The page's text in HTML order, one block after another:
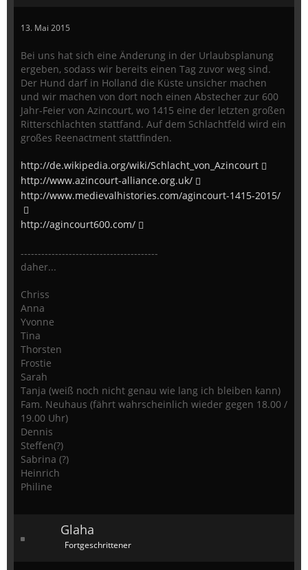
13. Mai 2015
Bei uns hat sich eine Änderung in der Urlaubsplanung
ergeben, sodass wir bereits einen Tag zuvor weg sind.
Der Hund darf in Holland die Küste unsicher machen
und wir machen von dort noch einen Abstecher zur 600
Jahr-Feier von Azincourt, wo 1415 eine der letzten großen
Ritterschlachten stattfand. Auf dem Schlachtfeld wird ein
großes Reenactment stattfinden.
http://de.wikipedia.org/wiki/Schlacht_von_Azincourt
http://www.azincourt-alliance.org.uk/
http://www.medievalhistories.com/agincourt-1415-2015/
http://agincourt600.com/
----------------------------------------
daher...
Chriss
Anna
Yvonne
Tina
Thorsten
Frostie
Sarah
Tanja (weiß noch nicht genau wie lang ich bleiben kann)
Fam. Neuhaus (fährt wahrscheinlich wieder gegen 18.00 /
19.00 Uhr)
Dennis
Steffen(?)
Sabrina (?)
Heinrich
Philine
Glaha
Fortgeschrittener